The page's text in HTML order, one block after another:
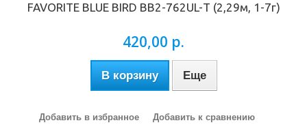
FAVORITE BLUE BIRD BB2-762UL-Т (2,29м, 1-7г)
420,00 р.
В корзину Еще
Добавить в избранное Добавить к сравнению